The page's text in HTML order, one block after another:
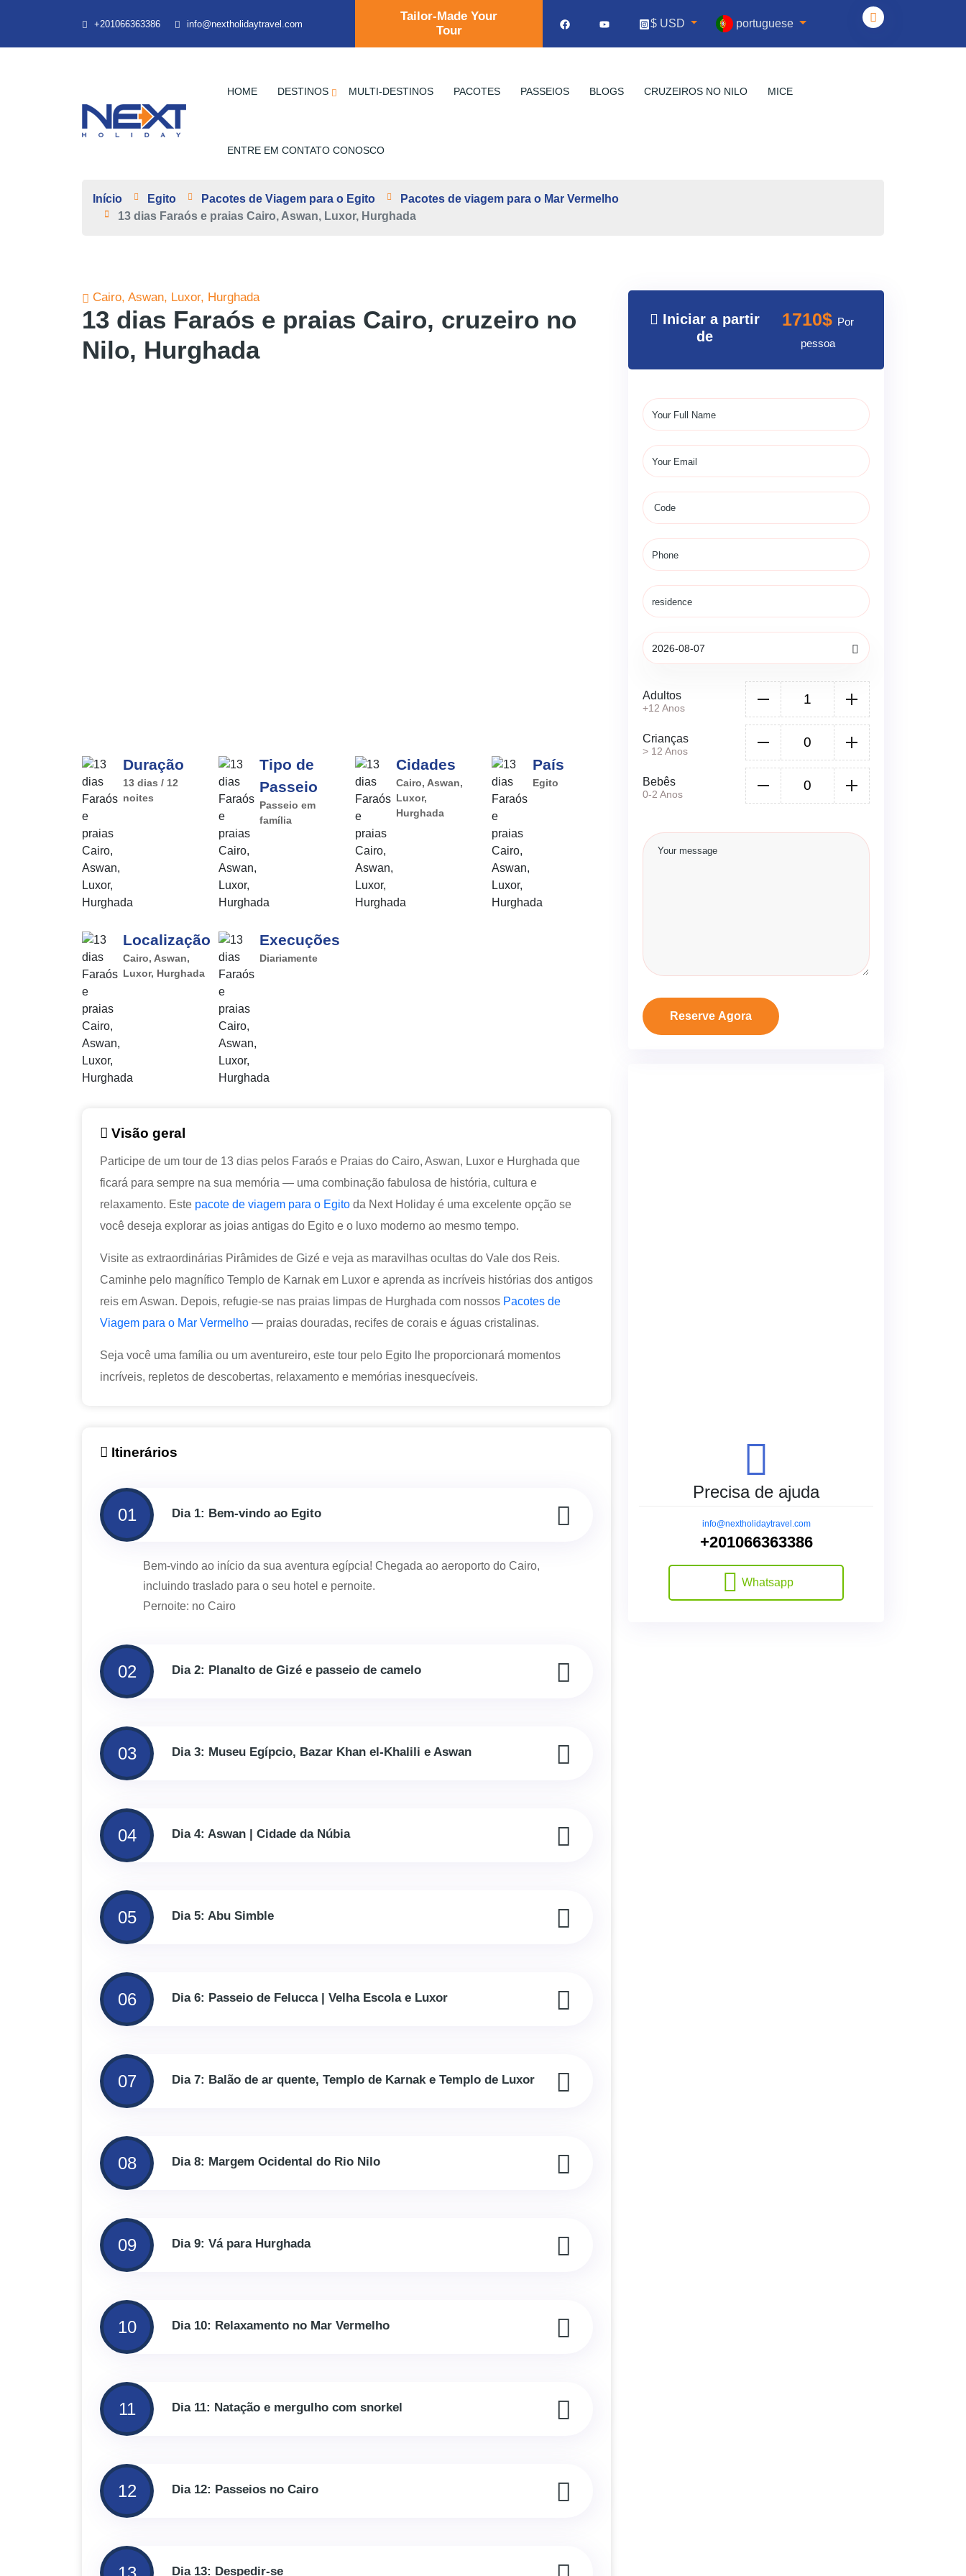
+201066363386 info@nextholidaytravel.com
Tailor-Made Your
Tour
$ USD portuguese
HOME DESTINOS MULTI-DESTINOS PACOTES PASSEIOS BLOGS CRUZEIROS NO NILO MICE
ENTRE EM CONTATO CONOSCO
Início Egito Pacotes de Viagem para o Egito
Pacotes de viagem para o Mar Vermelho
13 dias Faraós e praias Cairo, Aswan, Luxor, Hurghada
Cairo, Aswan, Luxor, Hurghada
13 dias Faraós e praias Cairo, cruzeiro no
Nilo, Hurghada
Duração
13 dias / 12
noites
Tipo de
Passeio
Passeio em
família
Cidades
Cairo, Aswan,
Luxor,
Hurghada
País
Egito
Localização
Cairo, Aswan,
Luxor, Hurghada
Execuções
Diariamente
Visão geral
Participe de um tour de 13 dias pelos Faraós e Praias do Cairo, Aswan, Luxor e Hurghada que
ficará para sempre na sua memória — uma combinação fabulosa de história, cultura e
relaxamento. Este pacote de viagem para o Egito da Next Holiday é uma excelente opção se
você deseja explorar as joias antigas do Egito e o luxo moderno ao mesmo tempo.
Visite as extraordinárias Pirâmides de Gizé e veja as maravilhas ocultas do Vale dos Reis.
Caminhe pelo magnífico Templo de Karnak em Luxor e aprenda as incríveis histórias dos antigos
reis em Aswan. Depois, refugie-se nas praias limpas de Hurghada com nossos Pacotes de
Viagem para o Mar Vermelho — praias douradas, recifes de corais e águas cristalinas.
Seja você uma família ou um aventureiro, este tour pelo Egito lhe proporcionará momentos
incríveis, repletos de descobertas, relaxamento e memórias inesquecíveis.
Itinerários
01 Dia 1: Bem-vindo ao Egito
Bem-vindo ao início da sua aventura egípcia! Chegada ao aeroporto do Cairo,
incluindo traslado para o seu hotel e pernoite.
Pernoite: no Cairo
02 Dia 2: Planalto de Gizé e passeio de camelo
03 Dia 3: Museu Egípcio, Bazar Khan el-Khalili e Aswan
04 Dia 4: Aswan | Cidade da Núbia
05 Dia 5: Abu Simble
06 Dia 6: Passeio de Felucca | Velha Escola e Luxor
07 Dia 7: Balão de ar quente, Templo de Karnak e Templo de Luxor
08 Dia 8: Margem Ocidental do Rio Nilo
09 Dia 9: Vá para Hurghada
10 Dia 10: Relaxamento no Mar Vermelho
11 Dia 11: Natação e mergulho com snorkel
12 Dia 12: Passeios no Cairo
Dia 13: Despedir-se
Iniciar a partir
de
1710$ Por
pessoa
Adultos
+12 Anos
Crianças
> 12 Anos
Bebês
0-2 Anos
Reserve Agora
Precisa de ajuda
info@nextholidaytravel.com
+201066363386
Whatsapp